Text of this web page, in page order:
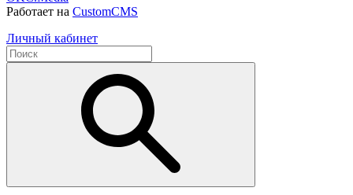
Работает на CustomCMS
Личный кабинет